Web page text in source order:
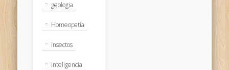
geologia
Homeopatía
insectos
inteligencia